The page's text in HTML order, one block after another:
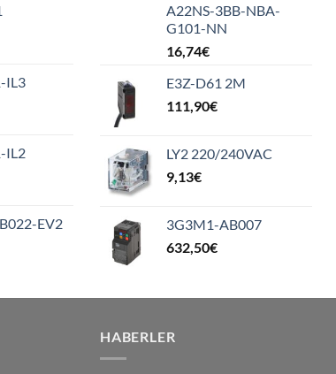
IL3
IL2
EV2
A22NS-3BB-NBA-
G101-NN
16,74€
E3Z-D61 2M
111,90€
LY2 220/240VAC
9,13€
3G3M1-AB007
632,50€
HABERLER